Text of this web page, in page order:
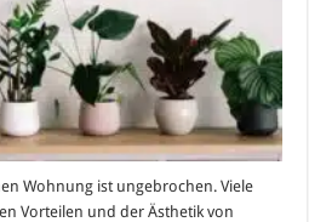
Wohnung ist ungebrochen. Viele
Vorteilen und der Ästhetik von